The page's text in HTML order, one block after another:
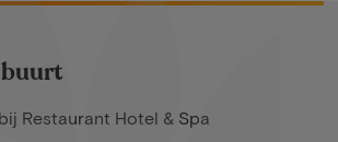
Restaurant Hotel & Spa